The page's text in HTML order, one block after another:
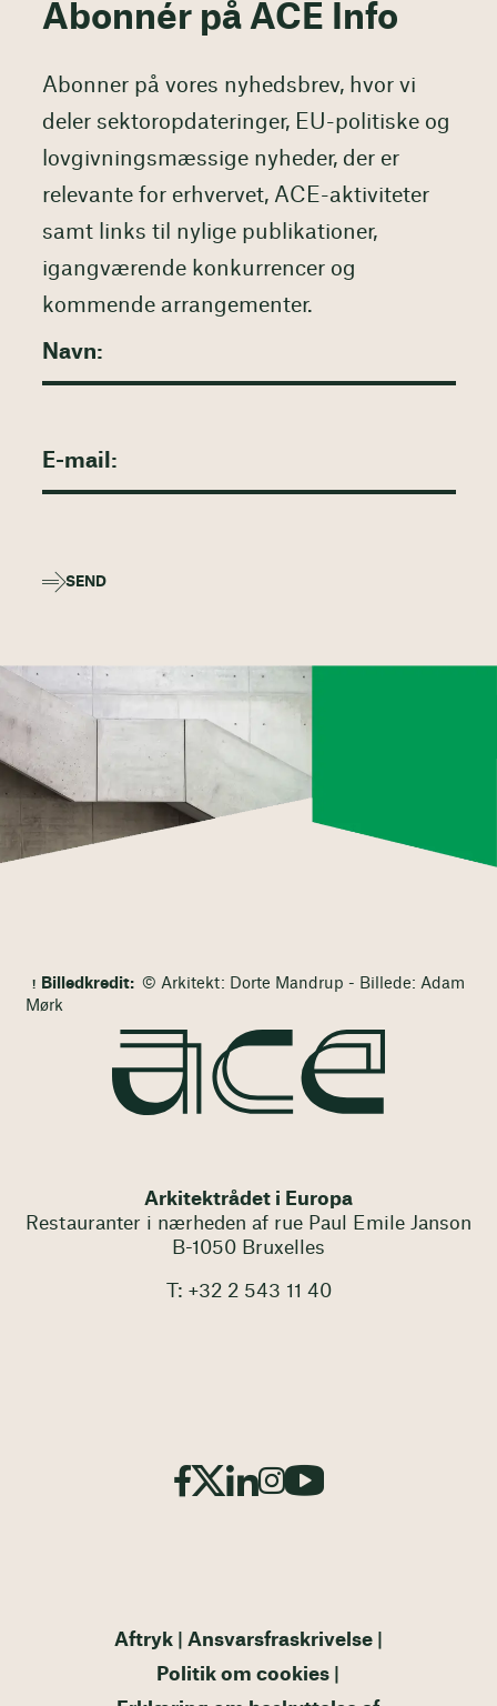
Abonnér på ACE Info
Abonner på vores nyhedsbrev, hvor vi
deler sektoropdateringer, EU-politiske og
lovgivningsmæssige nyheder, der er
relevante for erhvervet, ACE-aktiviteter
samt links til nylige publikationer,
igangværende konkurrencer og
kommende arrangementer.
SEND
Billedkredit: © Arkitekt: Dorte Mandrup - Billede: Adam
Mørk
Arkitektrådet i Europa
Restauranter i nærheden af rue Paul Emile Janson
B-1050 Bruxelles
T: +32 2 543 11 40
Aftryk
Ansvarsfraskrivelse
Politik om cookies